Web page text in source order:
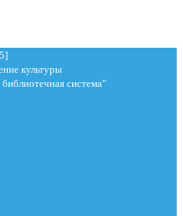
культуры
система"